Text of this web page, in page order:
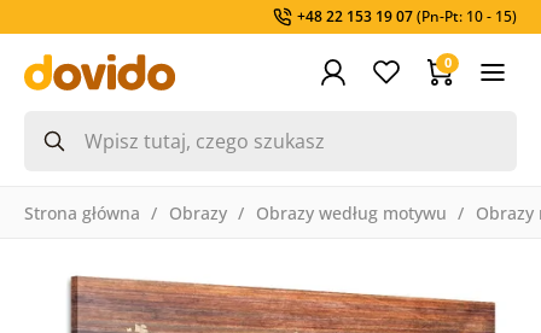
+48 22 153 19 07(Pn-Pt: 10 - 15)
0
Strona główna Obrazy Obrazy według motywu Obrazy